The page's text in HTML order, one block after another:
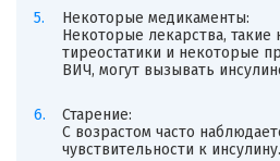
Некоторые медикаменты:
Некоторые лекарства, такие
тиреостатики и некоторые
ВИЧ, могут вызывать
Старение:
С возрастом часто
чувствительности к инсулину.